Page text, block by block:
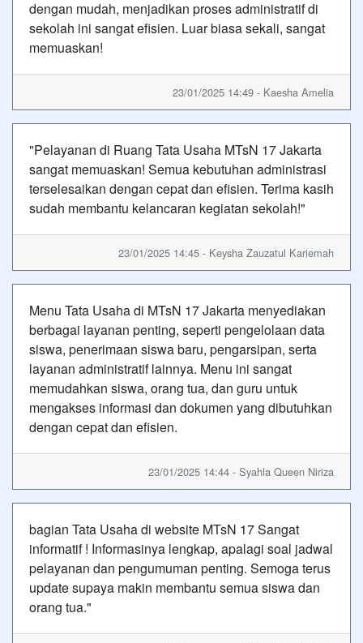
dengan mudah, menjadikan proses administratif di
sekolah ini sangat efisien. Luar biasa sekali, sangat
memuaskan!
23/01/2025 14:49 - Kaesha Amelia
"Pelayanan di Ruang Tata Usaha MTsN 17 Jakarta
sangat memuaskan! Semua kebutuhan administrasi
terselesaikan dengan cepat dan efisien. Terima kasih
sudah membantu kelancaran kegiatan sekolah!"
23/01/2025 14:45 - Keysha Zauzatul Kariemah
Menu Tata Usaha di MTsN 17 Jakarta menyediakan
berbagai layanan penting, seperti pengelolaan data
siswa, penerimaan siswa baru, pengarsipan, serta
layanan administratif lainnya. Menu ini sangat
memudahkan siswa, orang tua, dan guru untuk
mengakses informasi dan dokumen yang dibutuhkan
dengan cepat dan efisien.
23/01/2025 14:44 - Syahla Queen Niriza
bagian Tata Usaha di website MTsN 17 Sangat
informatif ! Informasinya lengkap, apalagi soal jadwal
pelayanan dan pengumuman penting. Semoga terus
update supaya makin membantu semua siswa dan
orang tua."